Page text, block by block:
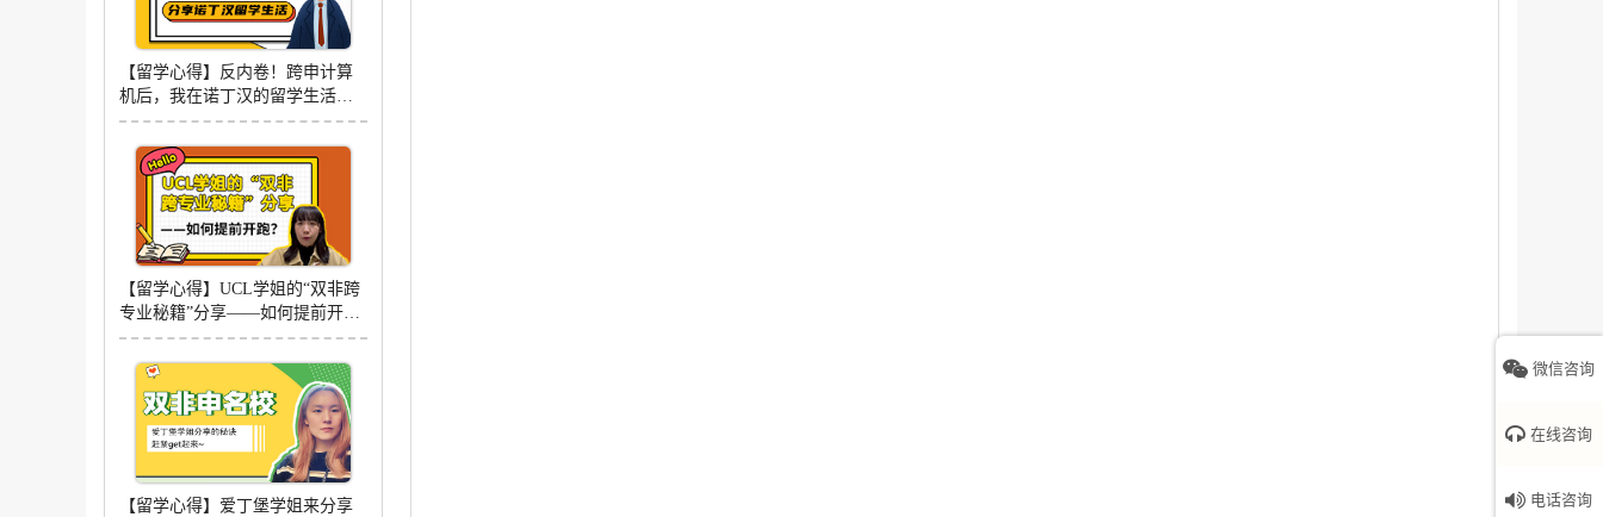
【留学心得】反内卷！跨申计算
机后，我在诺丁汉的留学生活
（含视频详情）
【留学心得】UCL学姐的“双非跨
专业秘籍”分享——如何提前开
跑？（含学姐视频分享）
【留学心得】爱丁堡学姐来分享
微信咨询
在线咨询
电话咨询